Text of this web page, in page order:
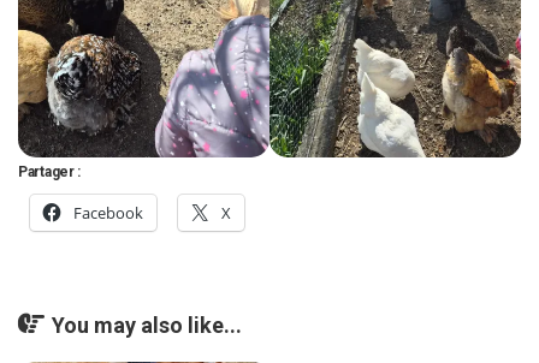
Partager :
Facebook X
You may also like...